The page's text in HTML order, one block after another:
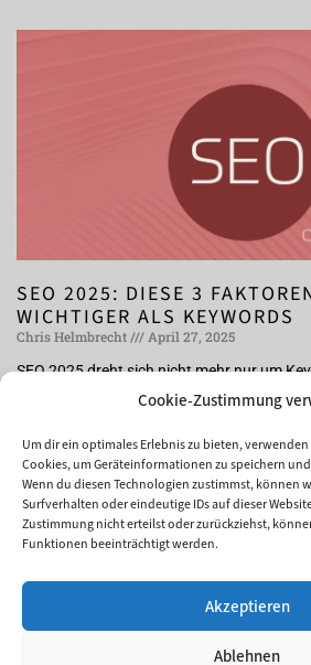
Cookie-Zustimmung
Um dir ein optimales Erlebnis zu bieten,
Cookies, um Geräteinformationen zu speichern
Wenn du diesen Technologien zustimmst, können
Surfverhalten oder eindeutige IDs auf dieser
Zustimmung nicht erteilst oder zurückziehst,
Funktionen beeinträchtigt werden.
Akzeptieren
Ablehnen
SEO 2025: DIESE 3
WICHTIGER ALS KEYWORDS
Chris Helmbrecht
April 27, 2025
SEO 2025 dreht sich nicht mehr nur um
drei Faktoren jetzt entscheidend sind, um
Weiterlesen »
DU